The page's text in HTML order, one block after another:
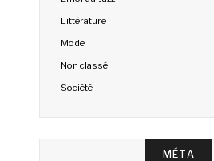
Littérature
Mode
Non classé
Société
MÉTA